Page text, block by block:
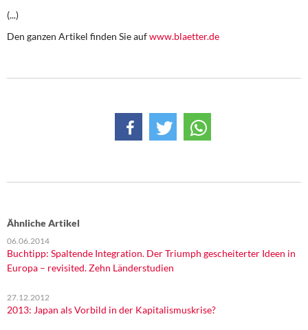
Memo-Gruppe
(...)
Den ganzen Artikel finden Sie aufwww.blaetter.de
Ähnliche Artikel
06.06.2014
Buchtipp: Spaltende Integration. Der Triumph gescheiterter Ideen in
Europa – revisited. Zehn Länderstudien
27.12.2012
2013: Japan als Vorbild in der Kapitalismuskrise?